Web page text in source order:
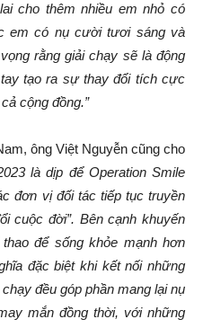
cho thêm nhiều em nhỏ có
em có nụ cười tươi sáng và
rằng giải chạy sẽ là động
tạo ra sự thay đổi tích cực
cộng đồng.”
ông Việt Nguyễn cũng cho
là dịp để Operation Smile
đơn vị đối tác tiếp tục truyền
cuộc đời”. Bên cạnh khuyến
để sống khỏe mạnh hơn
đặc biệt khi kết nối những
đều góp phần mang lại nụ
mắn đồng thời, với những